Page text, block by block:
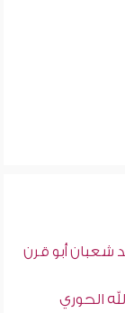
أبو قرن
الحوري